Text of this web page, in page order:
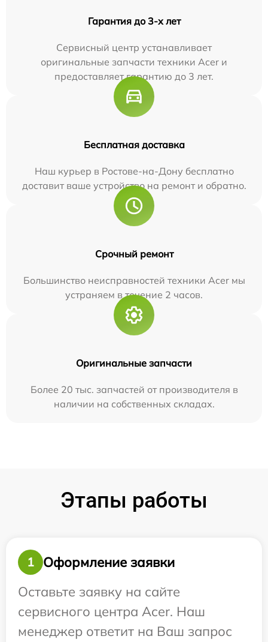
Гарантия до 3-х лет
Сервисный центр устанавливает
оригинальные запчасти техники Acer и
предоставляет гарантию до 3 лет.
Бесплатная доставка
Наш курьер в Ростове-на-Дону бесплатно
доставит ваше устройство на ремонт и обратно.
Срочный ремонт
Большинство неисправностей техники Acer мы
устраняем в течение 2 часов.
Оригинальные запчасти
Более 20 тыс. запчастей от производителя в
наличии на собственных складах.
Этапы работы
1
Оформление заявки
Оставьте заявку на сайте
сервисного центра Acer. Наш
менеджер ответит на Ваш запрос